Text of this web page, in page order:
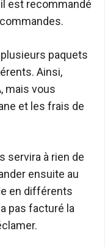
est recommandé
paquets
Ainsi,
mais vous
et les frais de
servira à rien de
ensuite au
en différents
pas facturé la